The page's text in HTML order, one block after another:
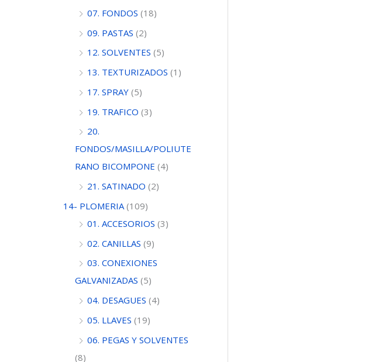
07. FONDOS (18)
09. PASTAS (2)
12. SOLVENTES (5)
13. TEXTURIZADOS (1)
17. SPRAY (5)
19. TRAFICO (3)
20.
FONDOS/MASILLA/POLIUTE
RANO BICOMPONE (4)
21. SATINADO (2)
14- PLOMERIA (109)
01. ACCESORIOS (3)
02. CANILLAS (9)
03. CONEXIONES
GALVANIZADAS (5)
04. DESAGUES (4)
05. LLAVES (19)
06. PEGAS Y SOLVENTES
(8)